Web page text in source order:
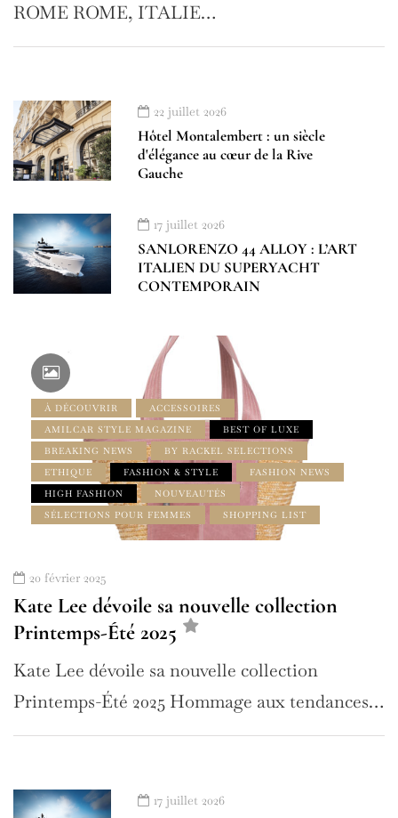
ROME ROME, ITALIE…
22 juillet 2026
Hôtel Montalembert : un siècle
d'élégance au cœur de la Rive
Gauche
17 juillet 2026
SANLORENZO 44 ALLOY : L’ART
ITALIEN DU SUPERYACHT
CONTEMPORAIN
À DÉCOUVRIR
ACCESSOIRES
AMILCAR STYLE MAGAZINE
BEST OF LUXE
BREAKING NEWS
BY RACKEL SELECTIONS
ETHIQUE
FASHION & STYLE
FASHION NEWS
HIGH FASHION
NOUVEAUTÉS
SÉLECTIONS POUR FEMMES
SHOPPING LIST
20 février 2025
Kate Lee dévoile sa nouvelle collection
Printemps-Été 2025
Kate Lee dévoile sa nouvelle collection
Printemps-Été 2025 Hommage aux tendances…
17 juillet 2026